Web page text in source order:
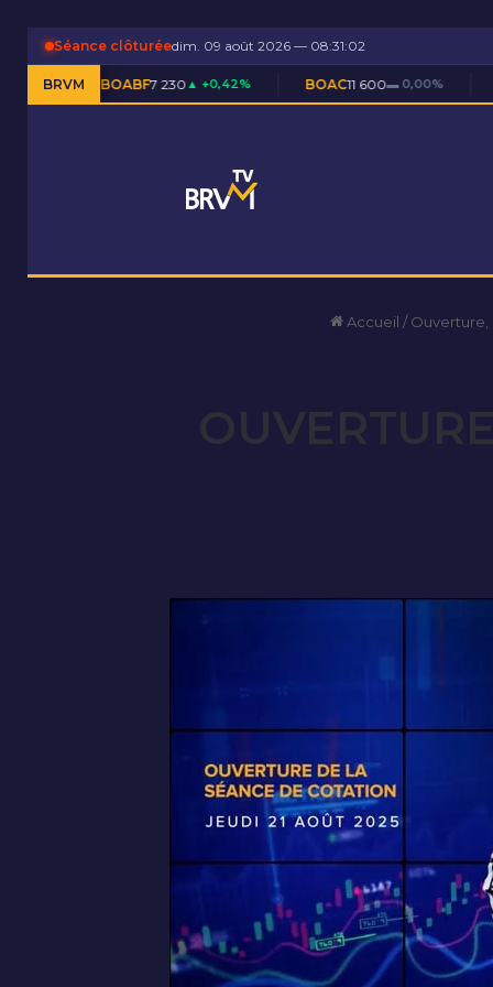
Séance clôturéedim. 09 août 2026 — 08:31:02
BRVM
7 230▲ +0,42% BOAC11 600 ▬ 0,00% BOAM5 590
Accueil / Ouverture,